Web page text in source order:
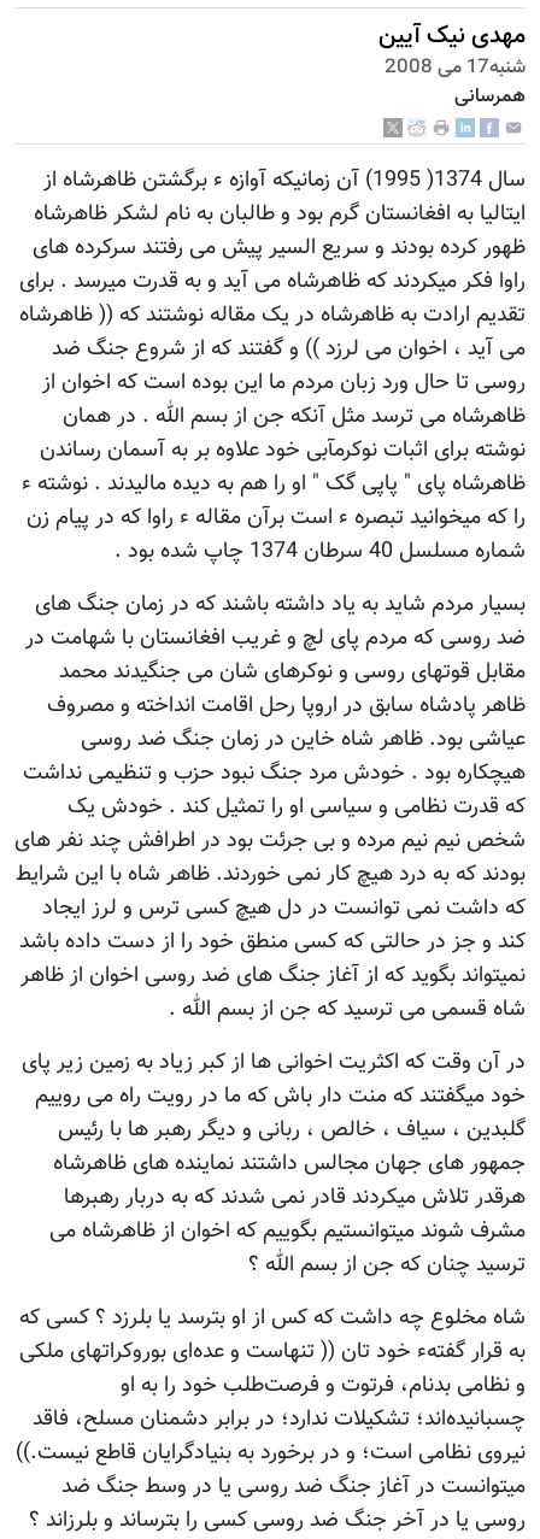
مهدی نیک آیین
شنبه17 می 2008
همرسانی
سال 1374( 1995) آن زمانیکه آوازه ء برگشتن ظاهرشاه از
ایتالیا به افغانستان گرم بود و طالبان به نام لشکر ظاهرشاه
ظهور کرده بودند و سریع السیر پیش می رفتند سرکرده های
راوا فکر میکردند که ظاهرشاه می آید و به قدرت میرسد . برای
تقدیم ارادت به ظاهرشاه در یک مقاله نوشتند که (( ظاهرشاه
می آید ، اخوان می لرزد )) و گفتند که از شروع جنگ ضد
روسی تا حال ورد زبان مردم ما این بوده است که اخوان از
ظاهرشاه می ترسد مثل آنکه جن از بسم الله . در همان
نوشته برای اثبات نوکرمآبی خود علاوه بر به آسمان رساندن
ظاهرشاه پای " پاپی گک " او را هم به دیده مالیدند . نوشته ء
را که میخوانید تبصره ء است برآن مقاله ء راوا که در پیام زن
شماره مسلسل 40 سرطان 1374 چاپ شده بود .
بسیار مردم شاید به یاد داشته باشند که در زمان جنگ های
ضد روسی که مردم پای لچ و غریب افغانستان با شهامت در
مقابل قوتهای روسی و نوکرهای شان می جنگیدند محمد
ظاهر پادشاه سابق در اروپا رحل اقامت انداخته و مصروف
عیاشی بود. ظاهر شاه خاین در زمان جنگ ضد روسی
هیچکاره بود . خودش مرد جنگ نبود حزب و تنظیمی نداشت
که قدرت نظامی و سیاسی او را تمثیل کند . خودش یک
شخص نیم نیم مرده و بی جرئت بود در اطرافش چند نفر های
بودند که به درد هیچ کار نمی خوردند. ظاهر شاه با این شرایط
که داشت نمی توانست در دل هیچ کسی ترس و لرز ایجاد
کند و جز در حالتی که کسی منطق خود را از دست داده باشد
نمیتواند بگوید که از آغاز جنگ های ضد روسی اخوان از ظاهر
شاه قسمی می ترسید که جن از بسم الله .
در آن وقت که اکثریت اخوانی ها از کبر زیاد به زمین زیر پای
خود میگفتند که منت دار باش که ما در رویت راه می روییم
گلبدین ، سیاف ، خالص ، ربانی و دیگر رهبر ها با رئیس
جمهور های جهان مجالس داشتند نماینده های ظاهرشاه
هرقدر تلاش میکردند قادر نمی شدند که به دربار رهبرها
مشرف شوند میتوانستیم بگوییم که اخوان از ظاهرشاه می
ترسید چنان که جن از بسم الله ؟
شاه مخلوع چه داشت که کس از او بترسد یا بلرزد ؟ کسی که
به قرار گفتهء خود تان (( تنهاست‌ و عده‌ای‌ بوروكراتهای‌ ملكی‌
و نظامی‌ بدنام‌، فرتوت‌ و فرصت‌طلب‌ خود را به‌ او
چسبانیده‌اند؛ تشكیلات‌ ندارد؛ در برابر دشمنان‌ مسلح‌، فاقد
نیروی‌ نظامی‌ است‌؛ و در برخورد به‌ بنیادگرایان‌ قاطع‌ نیست‌.))
میتوانست در آغاز جنگ ضد روسی یا در وسط جنگ ضد
روسی یا در آخر جنگ ضد روسی کسی را بترساند و بلرزاند ؟